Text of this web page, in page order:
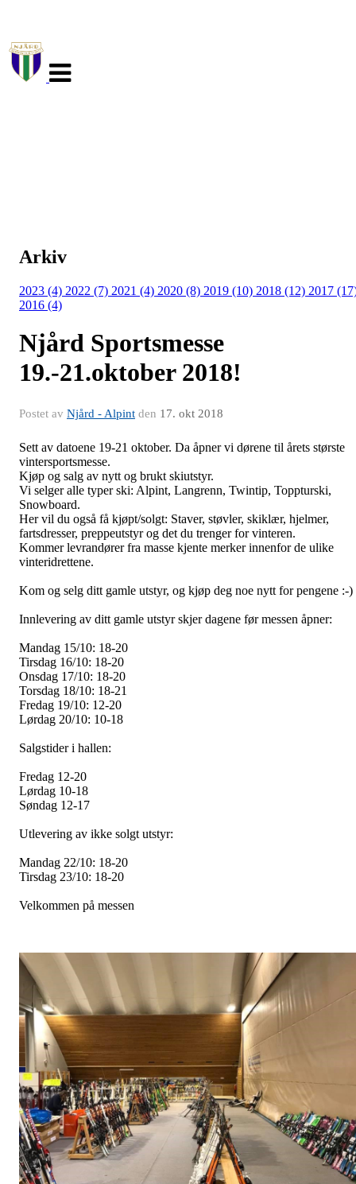
navigasjon
Arkiv
2023 (4) 2022 (7) 2021 (4) 2020 (8) 2019 (10) 2018 (12) 2017
2016 (4)
Njård Sportsmesse
19.-21.oktober 2018!
Postet av Njård - Alpint den 17. okt 2018
Sett av datoene 19-21 oktober. Da åpner vi dørene til årets største
vintersportsmesse.
Kjøp og salg av nytt og brukt skiutstyr.
Vi selger alle typer ski: Alpint, Langrenn, Twintip, Toppturski,
Snowboard.
Her vil du også få kjøpt/solgt: Staver, støvler, skiklær, hjelmer,
fartsdresser, preppeutstyr og det du trenger for vinteren.
Kommer levrandører fra masse kjente merker innenfor de ulike
vinteridrettene.
Kom og selg ditt gamle utstyr, og kjøp deg noe nytt for pengene :-)
Innlevering av ditt gamle utstyr skjer dagene før messen åpner:
Mandag 15/10: 18-20
Tirsdag 16/10: 18-20
Onsdag 17/10: 18-20
Torsdag 18/10: 18-21
Fredag 19/10: 12-20
Lørdag 20/10: 10-18
Salgstider i hallen:
Fredag 12-20
Lørdag 10-18
Søndag 12-17
Utlevering av ikke solgt utstyr:
Mandag 22/10: 18-20
Tirsdag 23/10: 18-20
Velkommen på messen